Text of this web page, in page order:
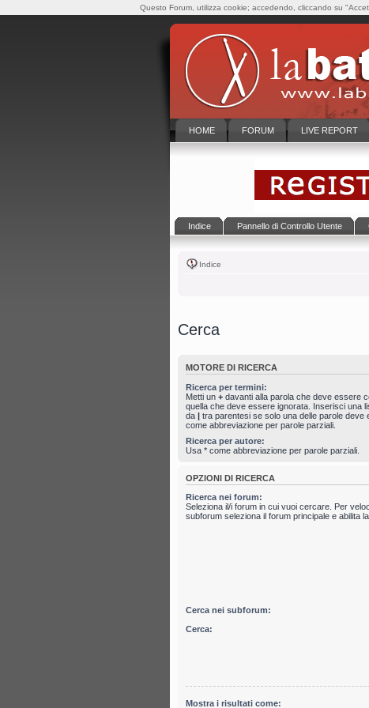
HOME FORUM LIVE REPORT
Indice Pannello di Controllo Utente
Indice
Cerca
MOTORE DI RICERCA
Ricerca per termini:
Metti un + davanti alla parola che deve essere
quella che deve essere ignorata. Inserisci una
da | tra parentesi se solo una delle parole
come abbreviazione per parole parziali.
Ricerca per autore:
Usa * come abbreviazione per parole parziali.
OPZIONI DI RICERCA
Ricerca nei forum:
Seleziona il/i forum in cui vuoi cercare. Per
subforum seleziona il forum principale e abilita
Cerca nei subforum:
Cerca:
Mostra i risultati come:
Questo Forum, utilizza cookie; accedendo, cliccando su